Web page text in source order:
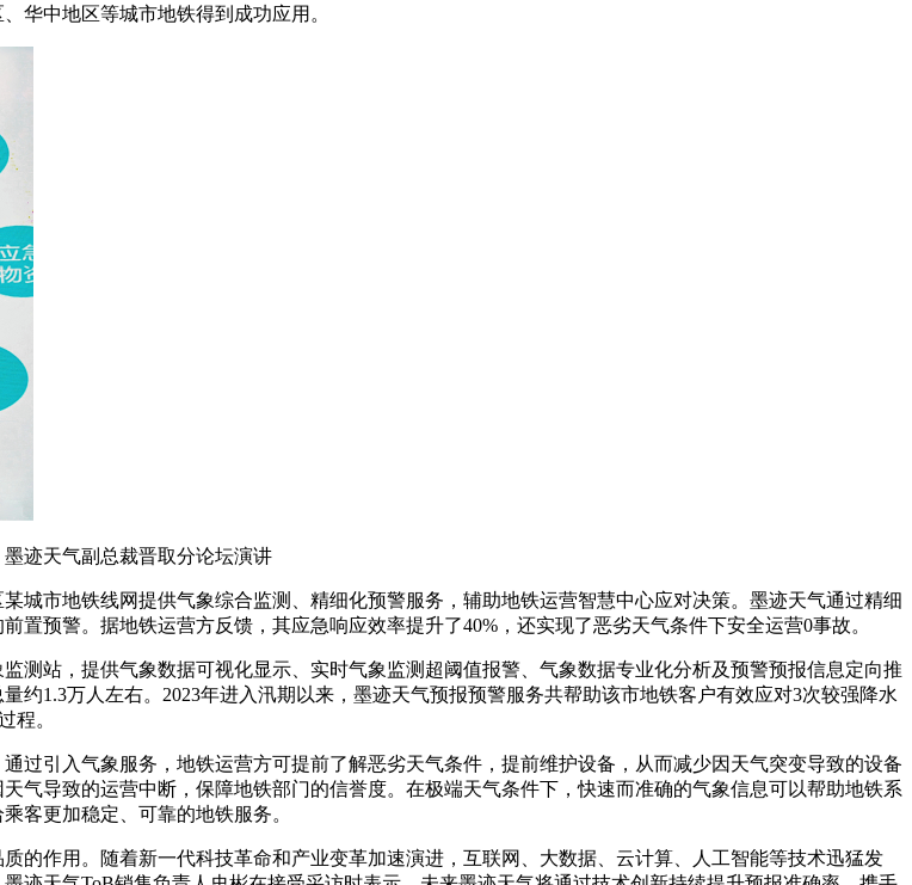
华中地区等城市地铁得到成功应用。
墨迹天气副总裁晋取分论坛演讲
城市地铁线网提供气象综合监测、精细化预警服务，辅助地铁运营智慧中心应对决策。墨迹天气通过精细
预警。据地铁运营方反馈，其应急响应效率提升了40%，还实现了恶劣天气条件下安全运营0事故。
测站，提供气象数据可视化显示、实时气象监测超阈值报警、气象数据专业化分析及预警预报信息定向推
1.3万人左右。2023年进入汛期以来，墨迹天气预报预警服务共帮助该市地铁客户有效应对3次较强降水
程。
过引入气象服务，地铁运营方可提前了解恶劣天气条件，提前维护设备，从而减少因天气突变导致的设备
气导致的运营中断，保障地铁部门的信誉度。在极端天气条件下，快速而准确的气象信息可以帮助地铁系
客更加稳定、可靠的地铁服务。
的作用。随着新一代科技革命和产业变革加速演进，互联网、大数据、云计算、人工智能等技术迅猛发